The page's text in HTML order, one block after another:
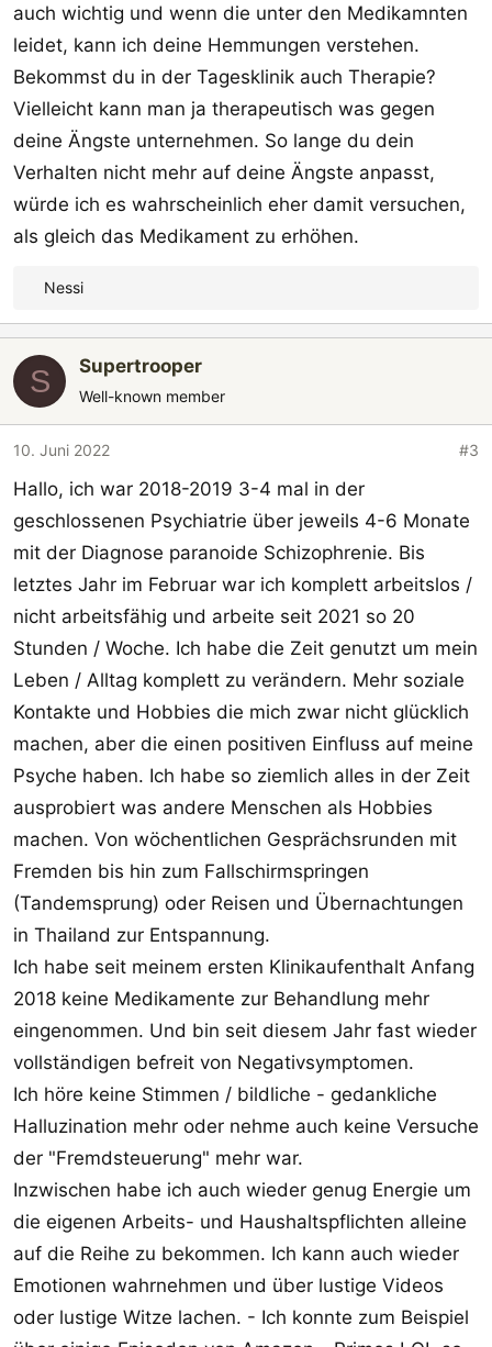
auch wichtig und wenn die unter den Medikamnten
leidet, kann ich deine Hemmungen verstehen.
Bekommst du in der Tagesklinik auch Therapie?
Vielleicht kann man ja therapeutisch was gegen
deine Ängste unternehmen. So lange du dein
Verhalten nicht mehr auf deine Ängste anpasst,
würde ich es wahrscheinlich eher damit versuchen,
als gleich das Medikament zu erhöhen.
e
o
e
n
Nessi
S Supertrooper
Well-known member
10. Juni 2022 #3
Hallo, ich war 2018-2019 3-4 mal in der
geschlossenen Psychiatrie über jeweils 4-6 Monate
mit der Diagnose paranoide Schizophrenie. Bis
letztes Jahr im Februar war ich komplett arbeitslos /
nicht arbeitsfähig und arbeite seit 2021 so 20
Stunden / Woche. Ich habe die Zeit genutzt um mein
Leben / Alltag komplett zu verändern. Mehr soziale
Kontakte und Hobbies die mich zwar nicht glücklich
machen, aber die einen positiven Einfluss auf meine
Psyche haben. Ich habe so ziemlich alles in der Zeit
ausprobiert was andere Menschen als Hobbies
machen. Von wöchentlichen Gesprächsrunden mit
Fremden bis hin zum Fallschirmspringen
(Tandemsprung) oder Reisen und Übernachtungen
in Thailand zur Entspannung.
Ich habe seit meinem ersten Klinikaufenthalt Anfang
2018 keine Medikamente zur Behandlung mehr
eingenommen. Und bin seit diesem Jahr fast wieder
vollständigen befreit von Negativsymptomen.
Ich höre keine Stimmen / bildliche - gedankliche
Halluzination mehr oder nehme auch keine Versuche
der "Fremdsteuerung" mehr war.
Inzwischen habe ich auch wieder genug Energie um
die eigenen Arbeits- und Haushaltspflichten alleine
auf die Reihe zu bekommen. Ich kann auch wieder
Emotionen wahrnehmen und über lustige Videos
oder lustige Witze lachen. - Ich konnte zum Beispiel